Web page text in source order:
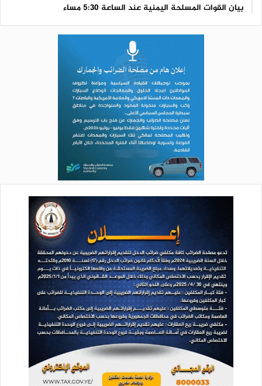
بيان القوات المسلحة اليمنية عند الساعة 5:30 مساء